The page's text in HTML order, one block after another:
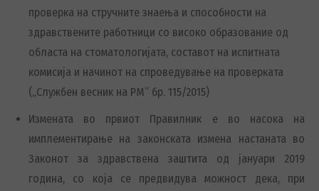
проверка на стручните знаења и способности на
здравствените работници со високо образование од
областа на стоматологијата, составот на испитната
комисија и начинот на спроведување на проверката
(„Службен весник на РМ“ бр. 115/2015)
Измената во првиот Правилник е во насока на
имплементирање на законската измена настаната во
Законот за здравствена заштита од јануари 2019
година, со која се предвидува можност дека, при